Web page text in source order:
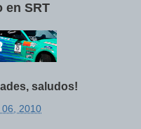
en SRT
saludos!
06, 2010